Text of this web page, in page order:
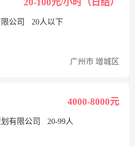
公司 20人以下
广州市 增城区
4000-8000元
有限公司 20-99人